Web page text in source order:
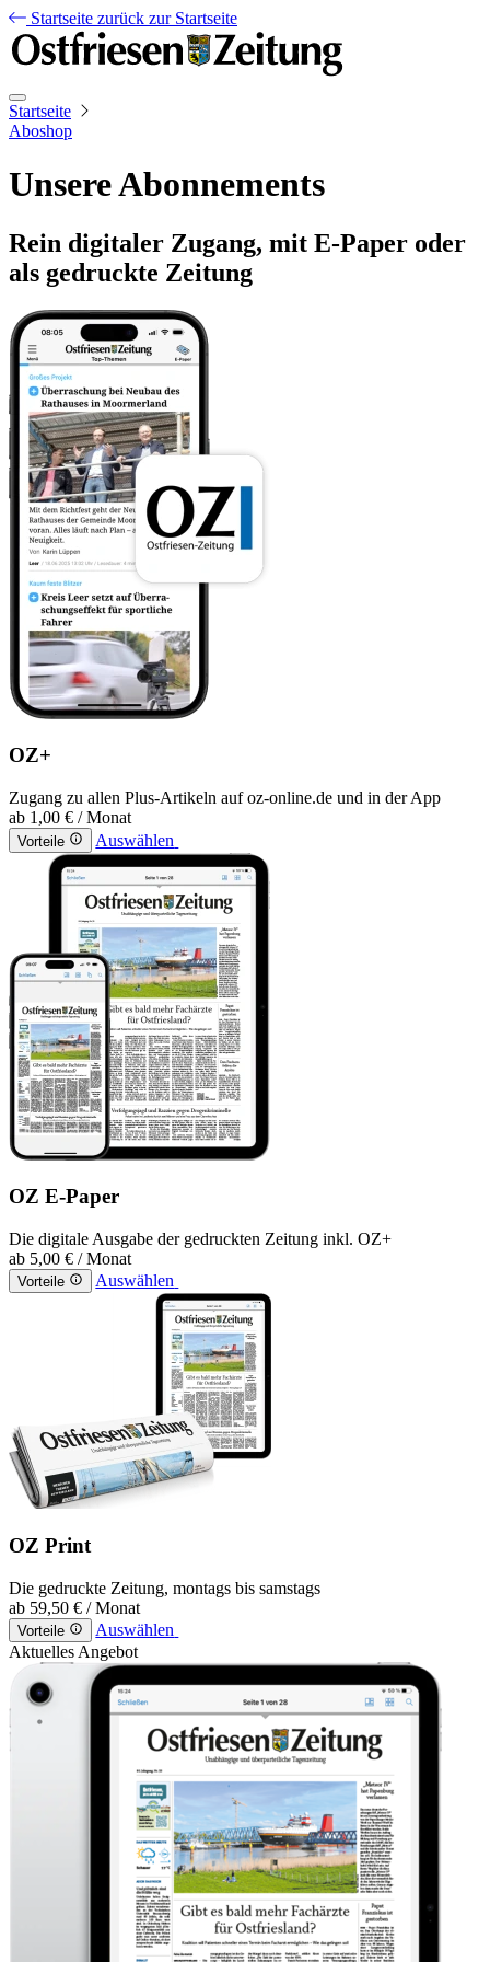
Startseite zurück zur Startseite
Startseite
Aboshop
Unsere Abonnements
Rein digitaler Zugang, mit E-Paper oder
als gedruckte Zeitung
OZ+
Zugang zu allen Plus-Artikeln auf oz-online.de und in der App
ab 1,00 € / Monat
Vorteile Auswählen
OZ E-Paper
Die digitale Ausgabe der gedruckten Zeitung inkl. OZ+
ab 5,00 € / Monat
Vorteile Auswählen
OZ Print
Die gedruckte Zeitung, montags bis samstags
ab 59,50 € / Monat
Vorteile
Auswählen
Aktuelles Angebot